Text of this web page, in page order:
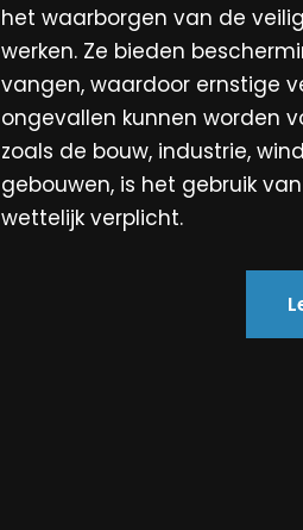
het waarborgen van de
werken. Ze bieden
vangen, waardoor ernstige
ongevallen kunnen worden
zoals de bouw, industrie,
gebouwen, is het gebruik
wettelijk verplicht.